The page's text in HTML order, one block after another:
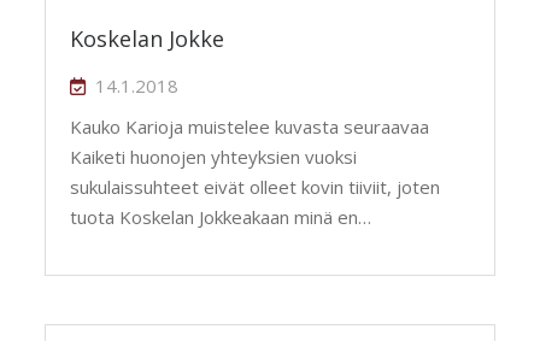
Koskelan Jokke
14.1.2018
Kauko Karioja muistelee kuvasta seuraavaa
Kaiketi huonojen yhteyksien vuoksi
sukulaissuhteet eivät olleet kovin tiiviit, joten
tuota Koskelan Jokkeakaan minä en…